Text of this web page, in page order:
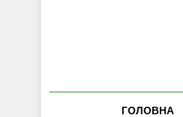
ГОЛОВНА